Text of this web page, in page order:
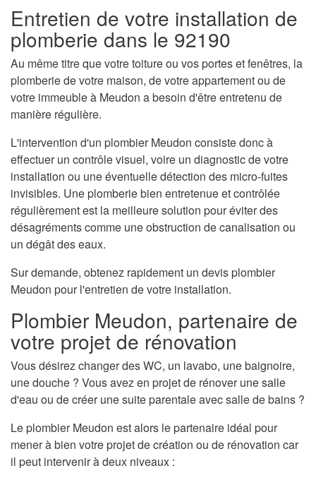
Entretien de votre installation de
plomberie dans le 92190
Au même titre que votre toiture ou vos portes et fenêtres, la
plomberie de votre maison, de votre appartement ou de
votre immeuble à Meudon a besoin d'être entretenu de
manière régulière.
L'intervention d'un plombier Meudon consiste donc à
effectuer un contrôle visuel, voire un diagnostic de votre
installation ou une éventuelle détection des micro-fuites
invisibles. Une plomberie bien entretenue et contrôlée
régulièrement est la meilleure solution pour éviter des
désagréments comme une obstruction de canalisation ou
un dégât des eaux.
Sur demande, obtenez rapidement un devis plombier
Meudon pour l'entretien de votre installation.
Plombier Meudon, partenaire de
votre projet de rénovation
Vous désirez changer des WC, un lavabo, une baignoire,
une douche ? Vous avez en projet de rénover une salle
d'eau ou de créer une suite parentale avec salle de bains ?
Le plombier Meudon est alors le partenaire idéal pour
mener à bien votre projet de création ou de rénovation car
il peut intervenir à deux niveaux :